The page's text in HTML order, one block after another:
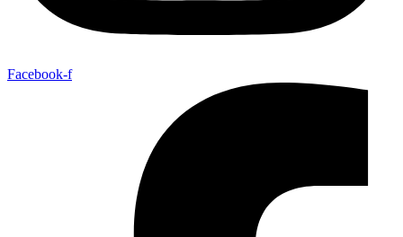
Facebook-f